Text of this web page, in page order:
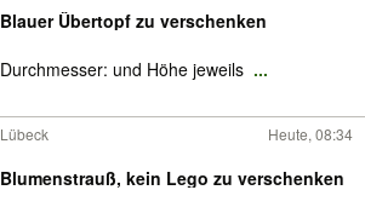
Blauer Übertopf zu verschenken
Durchmesser: und Höhe jeweils ...
Lübeck Heute, 08:34
Blumenstrauß, kein Lego zu verschenken